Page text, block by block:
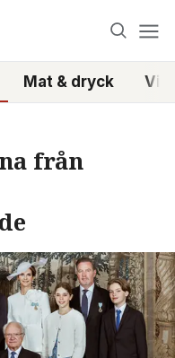
Mat & dryck
från